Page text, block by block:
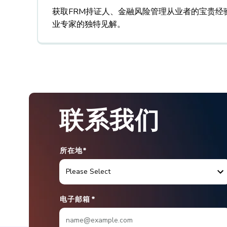
获取FRM持证人、金融风险管理从业者的宝贵
业专家的独特见解。
联系我们
所在地*
电子邮箱 *